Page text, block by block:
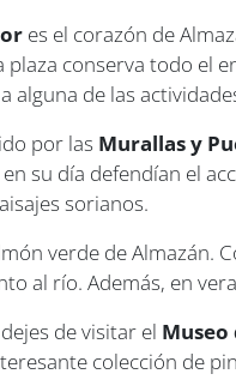
es el corazón de
plaza conserva todo el
alguna de las
por las Murallas y
en su día defendían el
sorianos.
verde de Almazán.
al río. Además, en
de visitar el Museo
colección de